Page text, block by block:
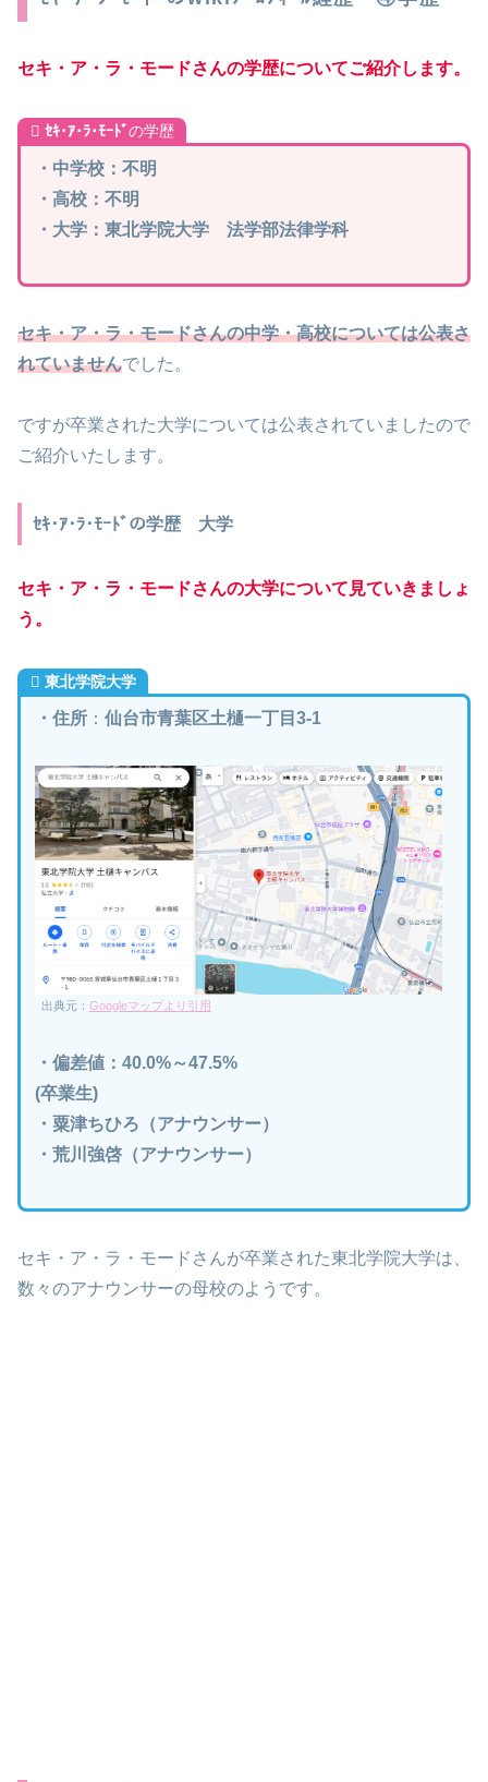
セキ・ア・ラ・モードさんの学歴についてご紹介します。
ｾｷ･ｱ･ﾗ･ﾓｰﾄﾞの学歴
・中学校：不明
・高校：不明
・大学：東北学院大学 法学部法律学科
セキ・ア・ラ・モードさんの中学・高校については公表さ
れていませんでした。
ですが卒業された大学については公表されていましたので
ご紹介いたします。
ｾｷ･ｱ･ﾗ･ﾓｰﾄﾞの学歴 大学
セキ・ア・ラ・モードさんの大学について見ていきましょ
う。
東北学院大学
・住所： 仙台市青葉区土樋一丁目3-1
出典元： Googleマップより引用
・偏差値：40.0%～47.5%
(卒業生)
・粟津ちひろ （アナウンサー）
・荒川強啓（アナウンサー）
セキ・ア・ラ・モードさんが卒業された東北学院大学は、
数々のアナウンサーの母校のようです。